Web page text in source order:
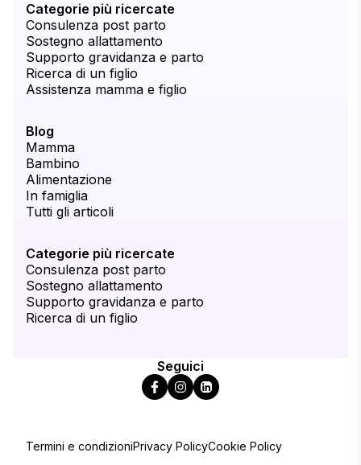
Categorie più ricercate
Consulenza post parto
Sostegno allattamento
Supporto gravidanza e parto
Ricerca di un figlio
Assistenza mamma e figlio
Blog
Mamma
Bambino
Alimentazione
In famiglia
Tutti gli articoli
Categorie più ricercate
Consulenza post parto
Sostegno allattamento
Supporto gravidanza e parto
Ricerca di un figlio
Seguici
Termini e condizioniPrivacy PolicyCookie Policy